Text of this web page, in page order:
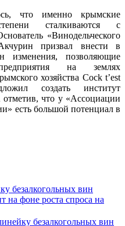
что именно крымские
сталкиваются с
«Винодельческого
призвал внести в
изменения, позволяющие
на землях
хозяйства Cock t’est
создать институт
отметив, что у «Ассоциации
есть большой потенциал в
безалкогольных вин
на фоне роста спроса на